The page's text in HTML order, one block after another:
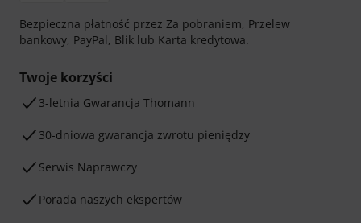
Bezpieczna płatność przez Za pobraniem, Przelew
bankowy, PayPal, Blik lub Karta kredytowa.
Twoje korzyści
3-letnia Gwarancja Thomann
30-dniowa gwarancja zwrotu pieniędzy
Serwis Naprawczy
Porada naszych ekspertów